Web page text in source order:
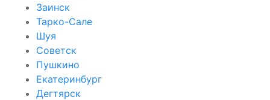
Заинск
Тарко-Сале
Шуя
Советск
Пушкино
Екатеринбург
Дегтярск